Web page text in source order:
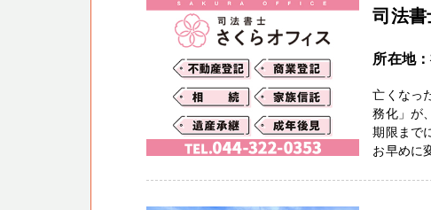
司法
所在地
亡くなっ
務化」が
期限まで
お早めに